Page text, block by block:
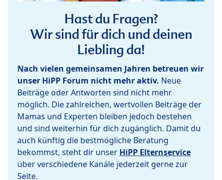
Hast du Fragen?
Wir sind für dich und deinen
Liebling da!
Nach vielen gemeinsamen Jahren betreuen wir
unser HiPP Forum nicht mehr aktiv. Neue
Beiträge oder Antworten sind nicht mehr
möglich. Die zahlreichen, wertvollen Beiträge der
Mamas und Experten bleiben jedoch bestehen
und sind weiterhin für dich zugänglich. Damit du
auch künftig die bestmögliche Beratung
bekommst, steht dir unser HiPP Elternservice
über verschiedene Kanäle jederzeit gerne zur
Seite.